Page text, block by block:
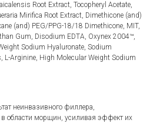
Root Extract, Tocopheryl Acetate,
Mirifica Root Extract, Dimethicone (and)
(and) PEG/PPG-18/18 Dimethicone, MIT,
Gum, Disodium EDTA, Oxynex 2004™,
Sodium Hyaluronate, Sodium
L-Arginine, High Molecular Weight Sodium
неинвазивного филлера,
области морщин, усиливая эффект их